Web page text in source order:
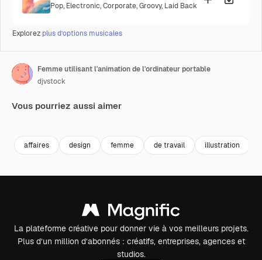
Pop, Electronic,Corporate,Groovy, Laid Back
Explorez plus d’options musicales
Femme utilisant l'animation de l'ordinateur portable
djvstock
Vous pourriez aussi aimer
affaires design femme de travail illustration
La plateforme créative pour donner vie à vos meilleurs projets.
Plus d’un million d’abonnés : créatifs, entreprises, agences et
studios.